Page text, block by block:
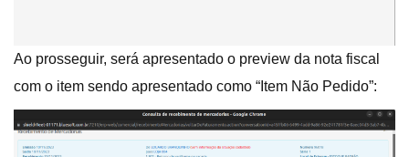
Ao prosseguir, será apresentado o preview da nota fiscal
com o item sendo apresentado como “Item Não Pedido”: